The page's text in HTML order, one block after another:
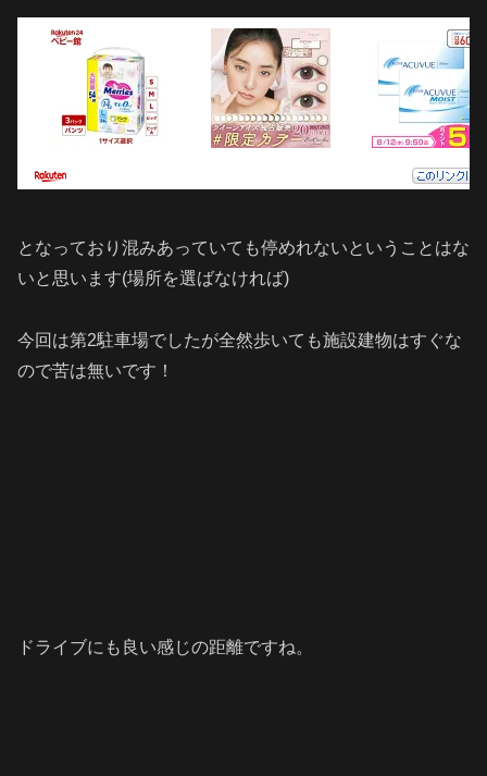
となっており混みあっていても停めれないということはな
いと思います(場所を選ばなければ)
今回は第2駐車場でしたが全然歩いても施設建物はすぐな
ので苦は無いです！
ドライブにも良い感じの距離ですね。